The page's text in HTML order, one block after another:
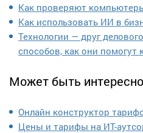
Как проверяют
Как использовать ИИ в
Технологии — друг
способов, как они помогут
Может быть интересно
Онлайн конструктор
Цены и тарифы на ИТ-